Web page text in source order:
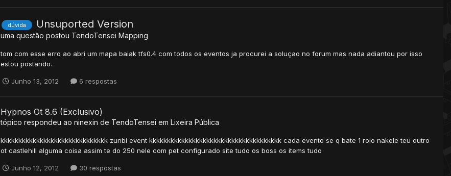
dúvida Unsuported Version
uma questão postou TendoTensei Mapping
tom com esse erro ao abri um mapa baiak tfs0.4 com todos os eventos ja procurei a soluçao no forum mas nada adiantou por isso
estou postando.
Junho 13, 2012 6 respostas
Hypnos Ot 8.6 (Exclusivo)
tópico respondeu ao ninexin de TendoTensei em Lixeira Pública
kkkkkkkkkkkkkkkkkkkkkkkkkkkkkk zunbi event kkkkkkkkkkkkkkkkkkkkkkkkkkkkkkkkkkkkk cada evento se q bate 1 rolo nakele teu outro
ot castlehill alguma coisa assim te do 250 nele com pet configurado site tudo os boss os items tudo
Junho 12, 2012 30 respostas